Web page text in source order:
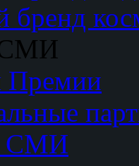
СМИ
Премии
СМИ